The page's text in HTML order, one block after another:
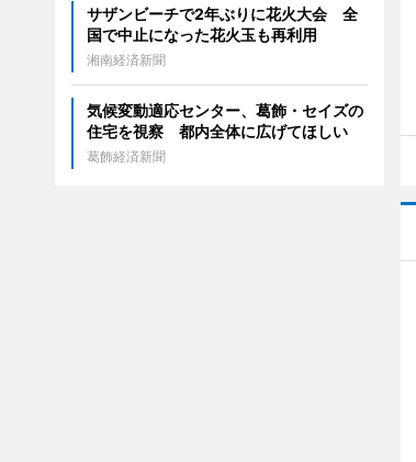
サザンビーチで2年ぶりに花火大会 全
国で中止になった花火玉も再利用
湘南経済新聞
気候変動適応センター、葛飾・セイズの
住宅を視察 都内全体に広げてほしい
葛飾経済新聞